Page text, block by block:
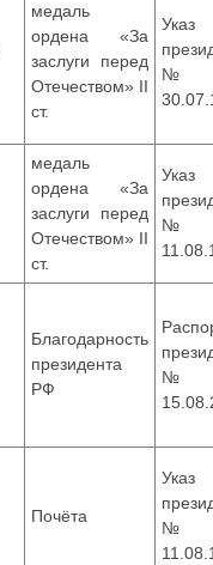
медаль
ордена «За
заслуги перед
Отечеством» II
ст.
Указ
медаль
ордена «За
заслуги перед
Отечеством» II
ст.
Указ
Благодарность
президента
РФ
Почёта
Указ